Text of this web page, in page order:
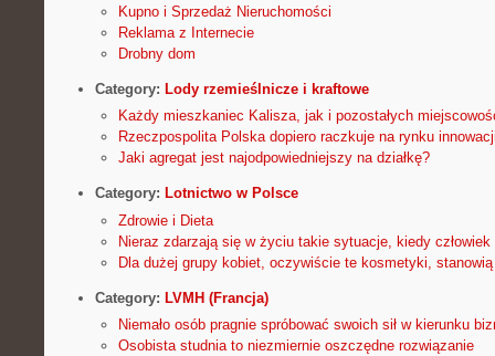
Kupno i Sprzedaż Nieruchomości
Reklama z Internecie
Drobny dom
Category: Lody rzemieślnicze i kraftowe
Każdy mieszkaniec Kalisza, jak i pozostałych
Rzeczpospolita Polska dopiero raczkuje na rynku
Jaki agregat jest najodpowiedniejszy na działkę?
Category: Lotnictwo w Polsce
Zdrowie i Dieta
Nieraz zdarzają się w życiu takie sytuacje, kiedy
Dla dużej grupy kobiet, oczywiście te kosmetyki,
Category: LVMH (Francja)
Niemało osób pragnie spróbować swoich sił w kierunku
Osobista studnia to niezmiernie oszczędne rozwiązanie